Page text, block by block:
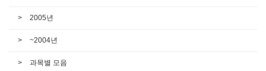
2005년
~2004년
과목별 모음